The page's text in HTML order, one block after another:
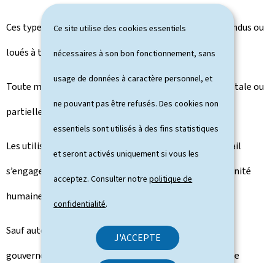
Ce site utilise des cookies essentiels
nécessaires à son bon fonctionnement, sans
usage de données à caractère personnel, et
ne pouvant pas être refusés. Des cookies non
essentiels sont utilisés à des fins statistiques
et seront activés uniquement si vous les
acceptez. Consulter notrepolitique de
confidentialité.
J'ACCEPTE
Ces types de contenus ne peuvent en aucun cas être vendus ou
loués à titre onéreux.
Toute modification, transformation ou adaptation, totale ou
partielle des types de contenus précités est interdite.
Les utilisateurs qui reproduisent des contenus du portail
s’engagent à ne pas en faire un usage contraire à la dignité
humaine et au respect de la personne.
Sauf autorisation expresse de l’éditeur, le portail
gouvernement.lu ne peut être intégré d'une quelconque